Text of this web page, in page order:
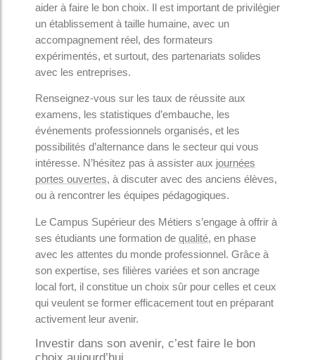
aider à faire le bon choix. Il est important de privilégier
un établissement à taille humaine, avec un
accompagnement réel, des formateurs
expérimentés, et surtout, des partenariats solides
avec les entreprises.
Renseignez-vous sur les taux de réussite aux
examens, les statistiques d’embauche, les
événements professionnels organisés, et les
possibilités d’alternance dans le secteur qui vous
intéresse. N’hésitez pas à assister aux journées
portes ouvertes, à discuter avec des anciens élèves,
ou à rencontrer les équipes pédagogiques.
Le Campus Supérieur des Métiers s’engage à offrir à
ses étudiants une formation de qualité, en phase
avec les attentes du monde professionnel. Grâce à
son expertise, ses filières variées et son ancrage
local fort, il constitue un choix sûr pour celles et ceux
qui veulent se former efficacement tout en préparant
activement leur avenir.
Investir dans son avenir, c’est faire le bon